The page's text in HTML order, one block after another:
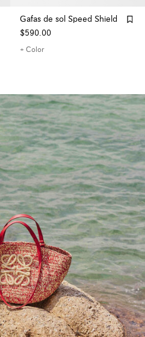
Gafas de sol Speed Shield
$590.00
+ Color